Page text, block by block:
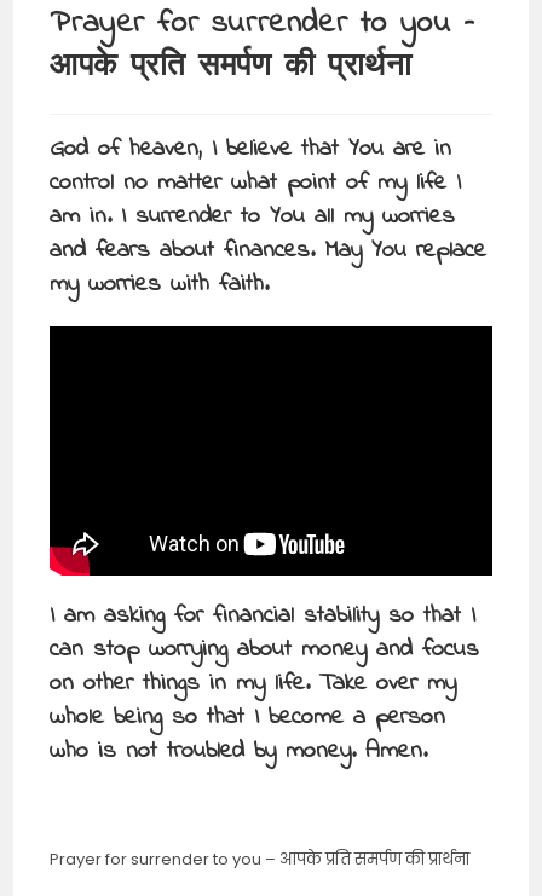
Prayer for surrender to you –
आपके प्रति समर्पण की प्रार्थना
God of heaven, I believe that You are in
control no matter what point of my life I
am in. I surrender to You all my worries
and fears about finances. May You replace
my worries with faith.
I am asking for financial stability so that I
can stop worrying about money and focus
on other things in my life. Take over my
whole being so that I become a person
who is not troubled by money. Amen.
Prayer for surrender to you – आपके प्रति समर्पण की प्रार्थना